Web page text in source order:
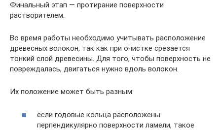
Финальный этап — протирание поверхности
растворителем.
Во время работы необходимо учитывать расположение
древесных волокон, так как при очистке срезается
тонкий слой древесины. Для того, чтобы поверхность не
повреждалась, двигаться нужно вдоль волокон.
Их положение может быть разным:
если годовые кольца расположены
перпендикулярно поверхности ламели, такое